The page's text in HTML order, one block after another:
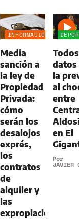
INFORMACIÓN
Media
sanción a
la ley de
Propiedad
Privada:
cómo
serán los
desalojos
exprés,
los
contratos
de
alquiler y
las
expropiaciones
datos
la
al
entre
en El
Por
JAVIER